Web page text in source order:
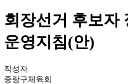
회장선거 후보자
운영지침(안)
작성자
중랑구체육회